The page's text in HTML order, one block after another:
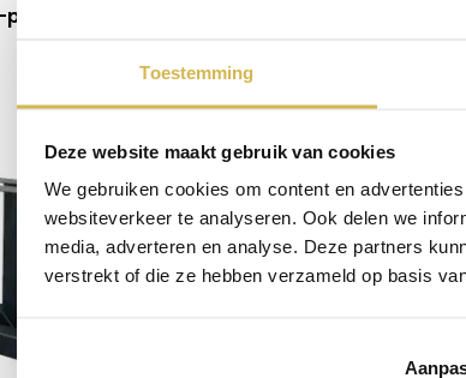
Toestemming
Deze website maakt gebruik van cookies
We gebruiken cookies om content en
websiteverkeer te analyseren. Ook delen we
media, adverteren en analyse. Deze partners
verstrekt of die ze hebben verzameld op basis
set van 2
Vanaf